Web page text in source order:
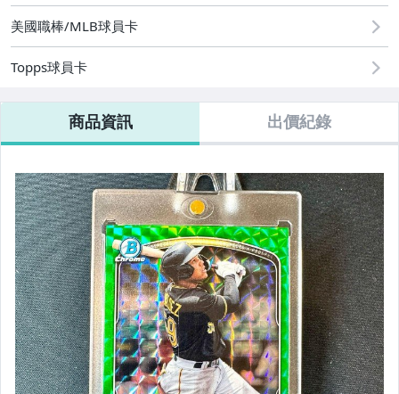
美國職棒/MLB球員卡
Topps球員卡
商品資訊 出價紀錄